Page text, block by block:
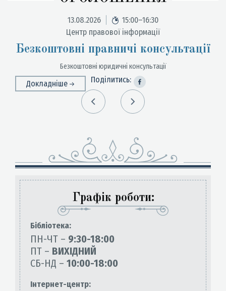
13.08.2026
15:00–16:30
Центр правової інформації
Безкоштовні правничі консультації
Безкоштовні юридичні консультації
Докладніше Поділитись:
Графік роботи:
Бiблiотека:
ПН-ЧТ – 9:30-18:00
ПТ – ВИХІДНИЙ
СБ-НД – 10:00-18:00
Інтернет-центр: